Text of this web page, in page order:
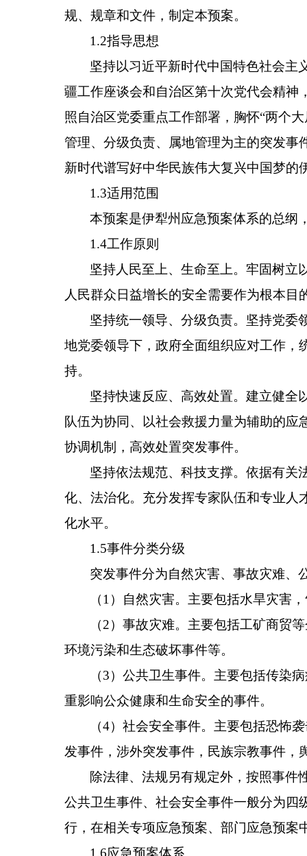
规、规章和文件，制定本预案。
1.2指导思想
坚持以习近平新时代中国特色社会主
疆工作座谈会和自治区第十次党代会精神
照自治区党委重点工作部署，胸怀“两个
管理、分级负责、属地管理为主的突发事
新时代谱写好中华民族伟大复兴中国梦的
1.3适用范围
本预案是伊犁州应急预案体系的总纲
1.4工作原则
坚持人民至上、生命至上。牢固树立
人民群众日益增长的安全需要作为根本
坚持统一领导、分级负责。坚持党委
地党委领导下，政府全面组织应对工作，
持。
坚持快速反应、高效处置。建立健全
队伍为协同、以社会救援力量为辅助的
协调机制，高效处置突发事件。
坚持依法规范、科技支撑。依据有关
化、法治化。充分发挥专家队伍和专业人
化水平。
1.5事件分类分级
突发事件分为自然灾害、事故灾难、
（1）自然灾害。主要包括水旱灾害
（2）事故灾难。主要包括工矿商贸
环境污染和生态破坏事件等。
（3）公共卫生事件。主要包括传染
重影响公众健康和生命安全的事件。
（4）社会安全事件。主要包括恐怖
发事件，涉外突发事件，民族宗教事件，
除法律、法规另有规定外，按照事件
公共卫生事件、社会安全事件一般分为四
行，在相关专项应急预案、部门应急预案
1.6应急预案体系